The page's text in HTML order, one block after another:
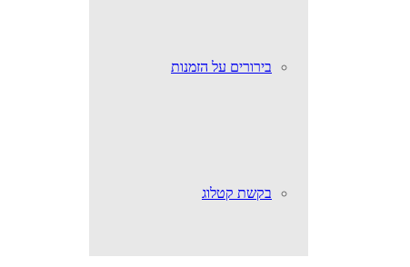
בירורים על הזמנות
בקשת קטלוג